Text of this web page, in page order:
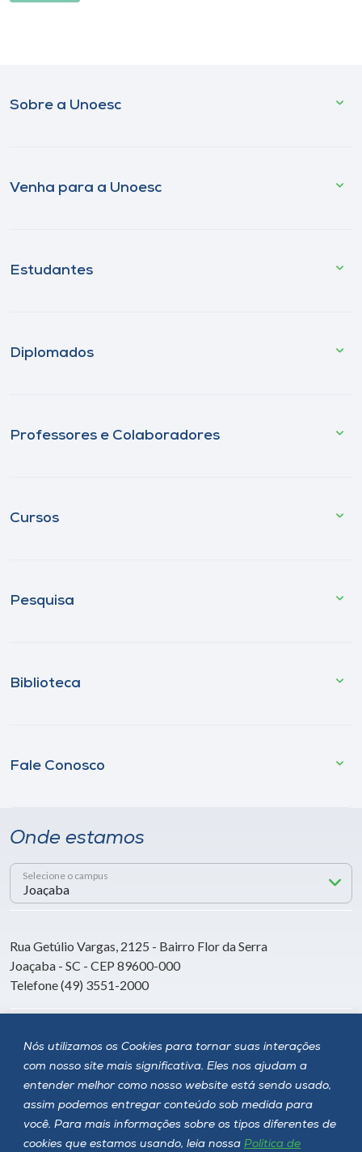
Nós utilizamos os Cookies para tornar suas interações
com nosso site mais significativa. Eles nos ajudam a
entender melhor como nosso website está sendo usado,
assim podemos entregar conteúdo sob medida para
você. Para mais informações sobre os tipos diferentes de
cookies que estamos usando, leia nossa Política de
Sobre a Unoesc
Venha para a Unoesc
Estudantes
Diplomados
Professores e Colaboradores
Cursos
Pesquisa
Biblioteca
Fale Conosco
Onde estamos
Selecione o campus
Rua Getúlio Vargas, 2125 - Bairro Flor da Serra
Joaçaba - SC - CEP 89600-000
Telefone (49) 3551-2000
Siga a Unoesc